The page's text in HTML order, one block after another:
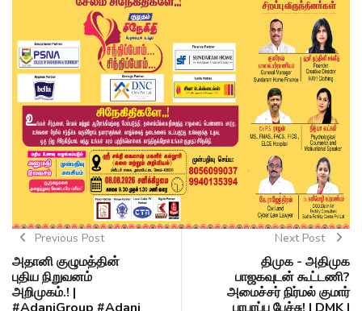
Previous Post
அதானி குழுமத்தின்
புதிய நிறுவனம்
அறிமுகம்.! |
Next Post
திமுக - அதிமுக
பாஜகவுடன் கூட்டணி?
அமைச்சர் நிர்மல் குமார்